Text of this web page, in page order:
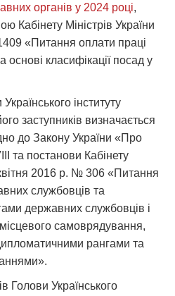
органів у 2024 році,
Кабінету Міністрів України
«Питання оплати праці
класифікації посад у
інституту
заступників визначається
до Закону України «Про
та постанови Кабінету
квітня 2016 р. № 306 «Питання
службовців та
державних службовців і
самоврядування,
рангами та
Голови Українського